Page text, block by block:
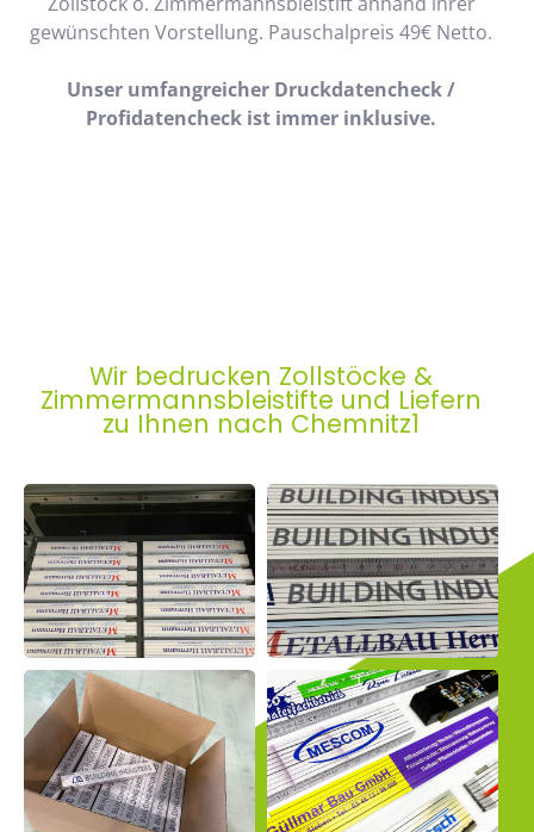
gewünschten Vorstellung. Pauschalpreis 49€ Netto.
Unser umfangreicher Druckdatencheck /
Profidatencheck ist immer inklusive.
Wir bedrucken Zollstöcke &
Zimmermannsbleistifte und Liefern
zu Ihnen nach Chemnitz1